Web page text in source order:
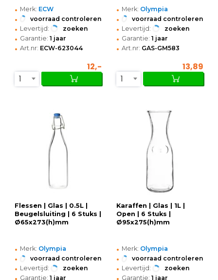
• Merk: ECW
• voorraad controleren
• Levertijd: zoeken
• Garantie: 1 jaar
• Art.nr: ECW-623044
12,-
1
• Merk: Olympia
• voorraad controleren
• Levertijd: zoeken
• Garantie: 1 jaar
• Art.nr: GAS-GM583
13,89
1
Flessen | Glas | 0.5L |
Beugelsluiting | 6 Stuks |
Ø65x273(h)mm
• Merk: Olympia
• voorraad controleren
• Levertijd: zoeken
Garantie: 1 jaar
Karaffen | Glas | 1L |
Open | 6 Stuks |
Ø95x275(h)mm
• Merk: Olympia
• voorraad controleren
• Levertijd: zoeken
Garantie: 1 jaar